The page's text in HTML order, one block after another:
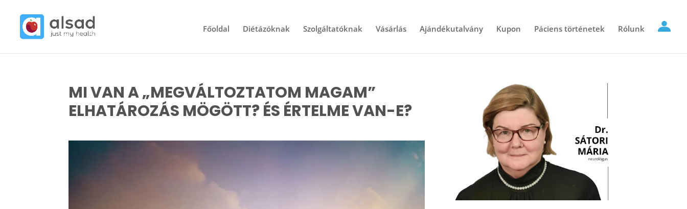
Főoldal Diétázóknak Szolgáltatóknak Vásárlás Ajándékutalvány Kupon Páciens történetek Rólunk
MI VAN A „MEGVÁLTOZTATOM MAGAM”
ELHATÁROZÁS MÖGÖTT? ÉS ÉRTELME VAN-E?